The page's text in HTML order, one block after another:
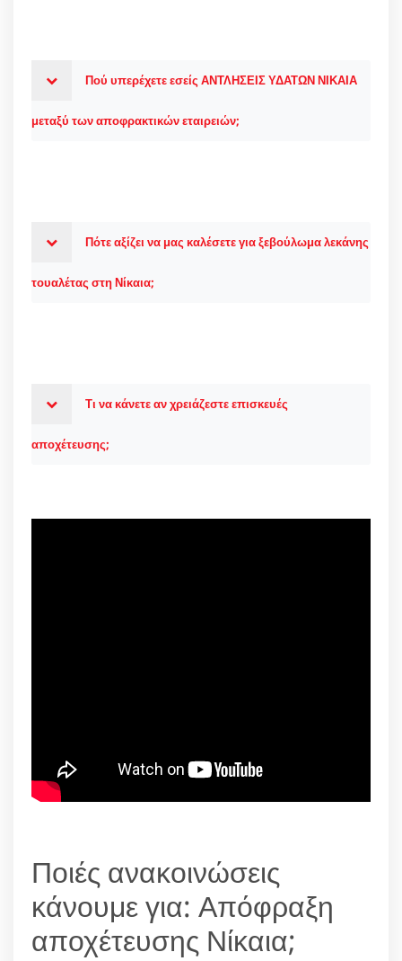
Πού υπερέχετε εσείς ΑΝΤΛΗΣΕΙΣ ΥΔΑΤΩΝ ΝΙΚΑΙΑ
μεταξύ των αποφρακτικών εταιρειών;
Πότε αξίζει να μας καλέσετε για ξεβούλωμα λεκάνης
τουαλέτας στη Νίκαια;
Τι να κάνετε αν χρειάζεστε επισκευές
αποχέτευσης;
Ποιές ανακοινώσεις
κάνουμε για: Απόφραξη
αποχέτευσης Νίκαια;